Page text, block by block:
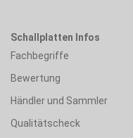
Schallplatten Infos
Fachbegriffe
Bewertung
Händler und Sammler
Qualitätscheck